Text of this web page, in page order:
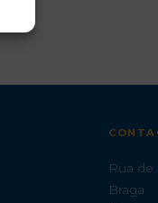
Rua de
Braga